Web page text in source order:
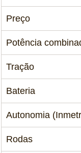
Preço
Potência
Tração
Bateria
Autonomia
Rodas